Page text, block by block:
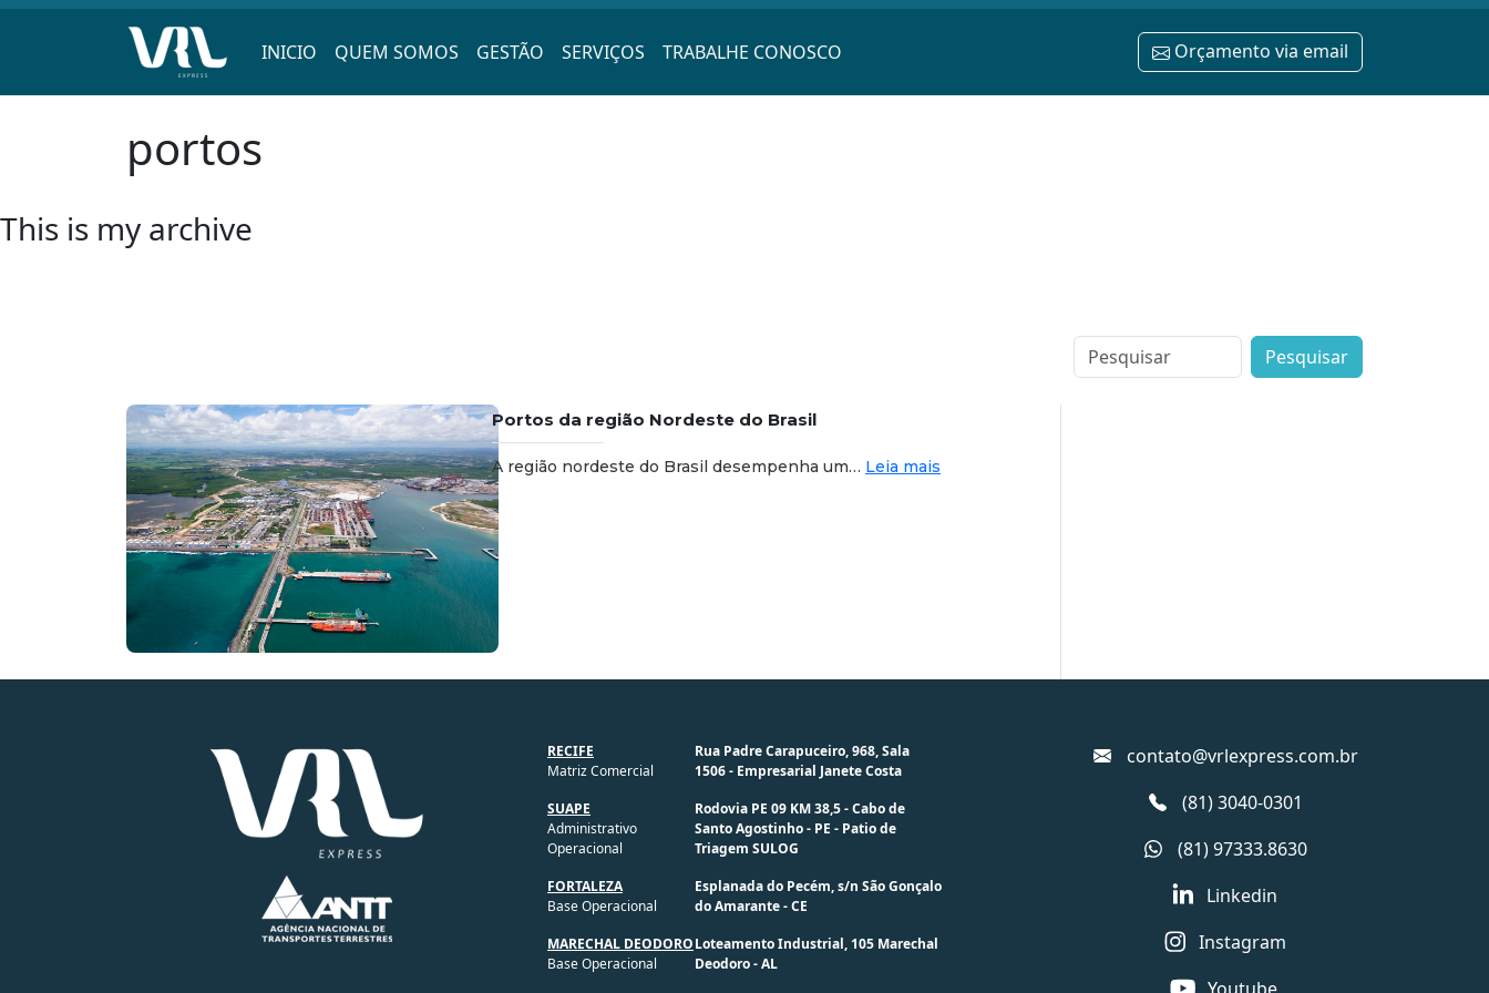
INICIO QUEM SOMOS GESTÃO SERVIÇOS TRABALHE CONOSCO Orçamento via email
portos
This is my archive
Search
for:
Portos da região Nordeste do Brasil
A região nordeste do Brasil desempenha um… Leia mais
RECIFE
Matriz Comercial
Rua Padre Carapuceiro, 968, Sala
1506 - Empresarial Janete Costa
SUAPE
Administrativo
Operacional
Rodovia PE 09 KM 38,5 - Cabo de
Santo Agostinho - PE - Patio de
Triagem SULOG
FORTALEZA
Base Operacional
Esplanada do Pecém, s/n São Gonçalo
do Amarante - CE
MARECHAL DEODORO
Base Operacional
Loteamento Industrial, 105 Marechal
Deodoro - AL
contato@vrlexpress.com.br
(81) 3040-0301
(81) 97333.8630
Linkedin
Instagram